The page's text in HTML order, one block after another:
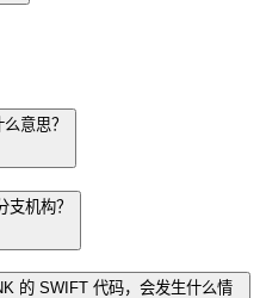
意思？
机构？
的 SWIFT 代码，会发生什么情